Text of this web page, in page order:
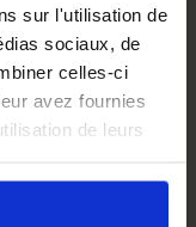
sur l'utilisation de
sociaux, de
celles-ci
avez fournies
de leurs
acceptez
que ceux de
de bonnes
et les ruches
mm.